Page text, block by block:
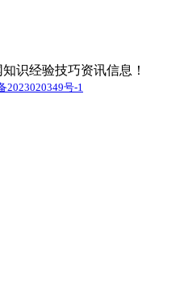
识经验技巧资讯信息！
2023020349号-1